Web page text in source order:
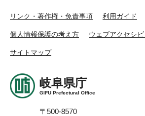
リンク・著作権・免責事項 利用ガイド
個人情報保護の考え方 ウェブアクセシ
サイトマップ
岐阜県庁
GIFU Prefectural Office
〒500-8570